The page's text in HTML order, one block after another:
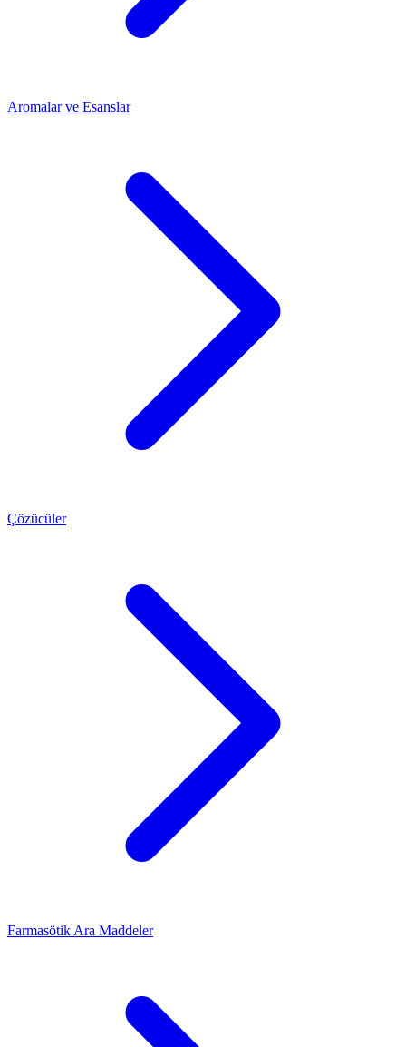
Aromalar ve Esanslar
Çözücüler
Farmasötik Ara Maddeler